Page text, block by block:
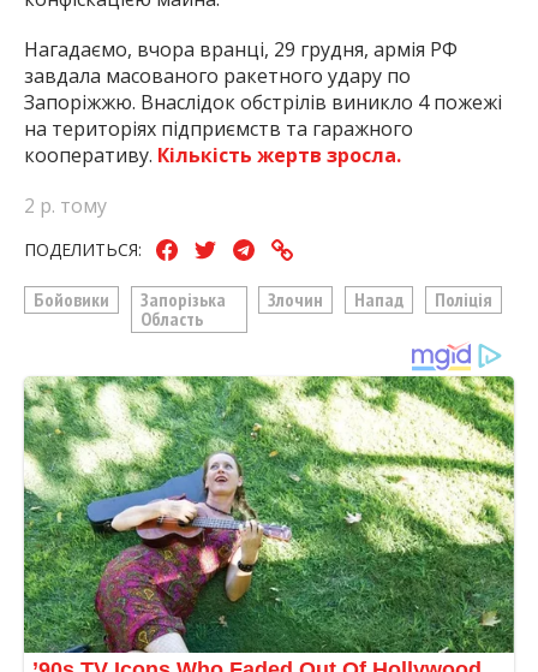
Нагадаємо, вчора вранці, 29 грудня, армія РФ
завдала масованого ракетного удару по
Запоріжжю. Внаслідок обстрілів виникло 4 пожежі
на територіях підприємств та гаражного
кооперативу. Кількість жертв зросла.
2 р. тому
ПОДЕЛИТЬСЯ:
Бойовики
Запорізька
Область
Злочин Напад Поліція